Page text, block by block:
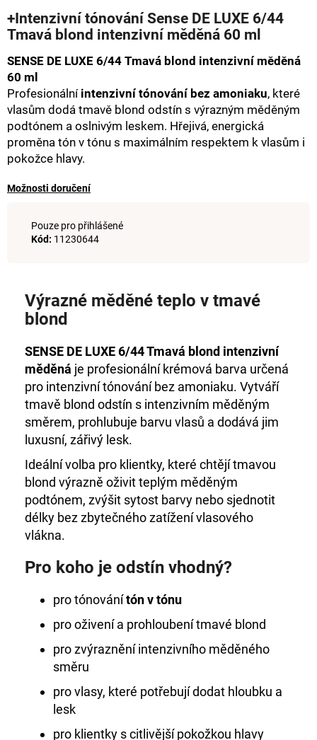
produktu
je
z
5
hvězdiček.
+Intenzivní tónování Sense DE LUXE 6/44
Tmavá blond intenzivní měděná 60 ml
SENSE DE LUXE 6/44 Tmavá blond intenzivní měděná
60 ml
Profesionální intenzivní tónování bez amoniaku, které
vlasům dodá tmavě blond odstín s výrazným měděným
podtónem a oslnivým leskem. Hřejivá, energická
proměna tón v tónu s maximálním respektem k vlasům i
pokožce hlavy.
Možnosti doručení
Pouze pro přihlášené
Kód: 11230644
Výrazné měděné teplo v tmavé
blond
SENSE DE LUXE 6/44 Tmavá blond intenzivní
měděná je profesionální krémová barva určená
pro intenzivní tónování bez amoniaku. Vytváří
tmavě blond odstín s intenzivním měděným
směrem, prohlubuje barvu vlasů a dodává jim
luxusní, zářivý lesk.
Ideální volba pro klientky, které chtějí tmavou
blond výrazně oživit teplým měděným
podtónem, zvýšit sytost barvy nebo sjednotit
délky bez zbytečného zatížení vlasového
vlákna.
Pro koho je odstín vhodný?
pro tónovánítón v tónu
pro oživení a prohloubení tmavé blond
pro zvýraznění intenzivního měděného
směru
pro vlasy, které potřebují dodat hloubku a
lesk
pro klientky s citlivější pokožkou hlavy
a
j
í
t
?
m
DE
OXIDANT
6%
1000
ML
999
Kč